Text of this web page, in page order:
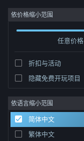
登录
社区
关于
客服
依价格缩小范围
任意价格
折扣与活动
隐藏免费开玩项目
依语言缩小范围
简体中文
繁体中文
发行商: Alex Ilitchev
排序依据 相关性